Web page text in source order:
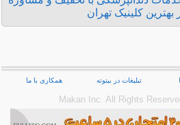
بهترین کلینیک تهران
تبلیغات در بیتوته همکاری با ما
Makan Inc.‎ All Rights